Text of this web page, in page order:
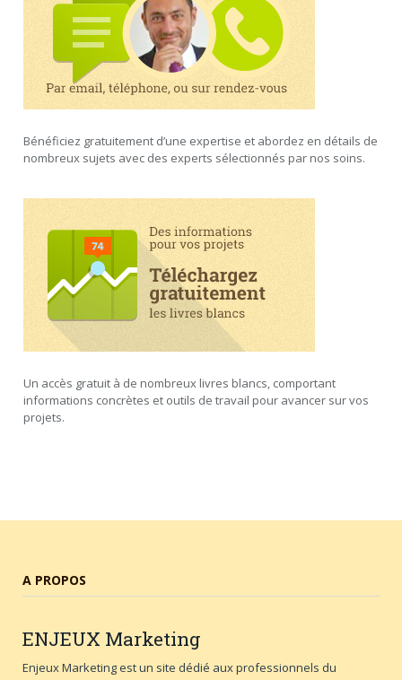
Bénéficiez gratuitement d’une expertise et abordez en détails de
nombreux sujets avec des experts sélectionnés par nos soins.
Un accès gratuit à de nombreux livres blancs, comportant
informations concrètes et outils de travail pour avancer sur vos
projets.
A PROPOS
ENJEUX Marketing
Enjeux Marketing est un site dédié aux professionnels du